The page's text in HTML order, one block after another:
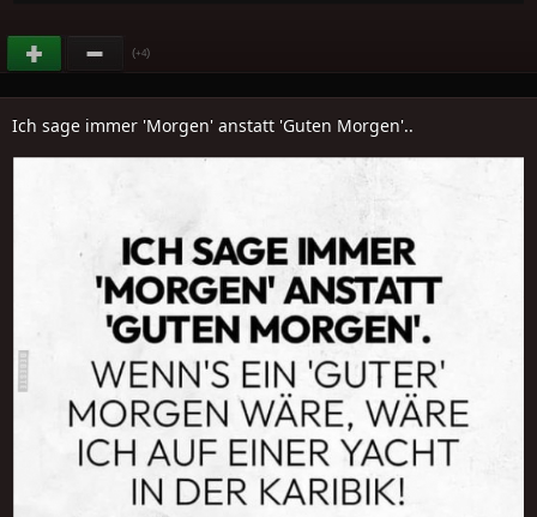
(+4)
Ich sage immer 'Morgen' anstatt 'Guten Morgen'..